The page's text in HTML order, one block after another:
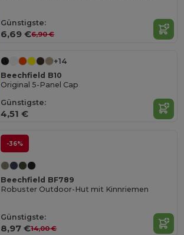
Günstigste:
6,69 €6,90 €
+14
Beechfield B10
Original 5-Panel Cap
Günstigste:
4,51 €
-36%
Beechfield BF789
Robuster Outdoor-Hut mit Kinnriemen
Günstigste:
8,97 €14,00 €